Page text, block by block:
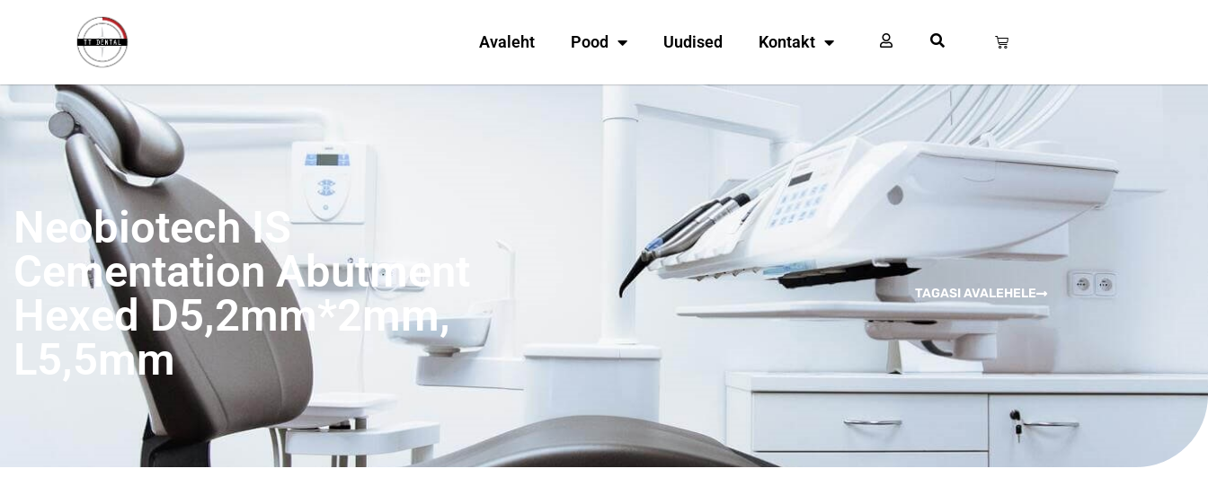
Avaleht Pood Uudised Kontakt
Neobiotech IS
Cementation Abutment
Hexed D5,2mm*2mm,
L5,5mm
TAGASI AVALEHELE